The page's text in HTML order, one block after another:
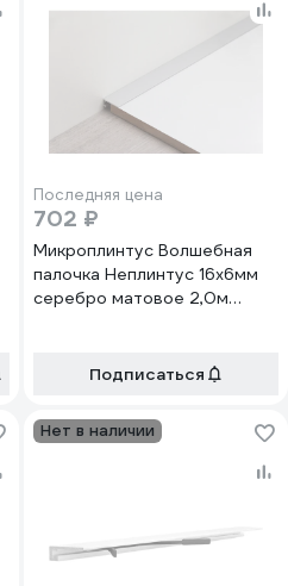
Последняя цена
702 ₽
Микроплинтус Волшебная
палочка Неплинтус 16x6мм
серебро матовое 2,0м
Подписаться
Нет в наличии